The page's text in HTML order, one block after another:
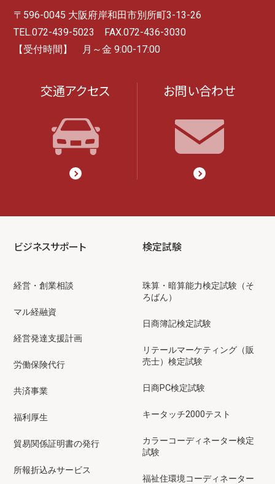
〒596-0045 大阪府岸和田市別所町3-13-26
TEL.072-439-5023 FAX.072-436-3030
【受付時間】 月～金 9:00-17:00
交通アクセス お問い合わせ
ビジネスサポート
経営・創業相談
マル経融資
経営発達支援計画
労働保険代行
共済事業
福利厚生
貿易関係証明書の発行
所報折込みサービス
検定試験
珠算・暗算能力検定試験（そ
ろばん）
日商簿記検定試験
リテールマーケティング（販
売士）検定試験
日商PC検定試験
キータッチ2000テスト
カラーコーディネーター検定
試験
福祉住環境コーディネーター